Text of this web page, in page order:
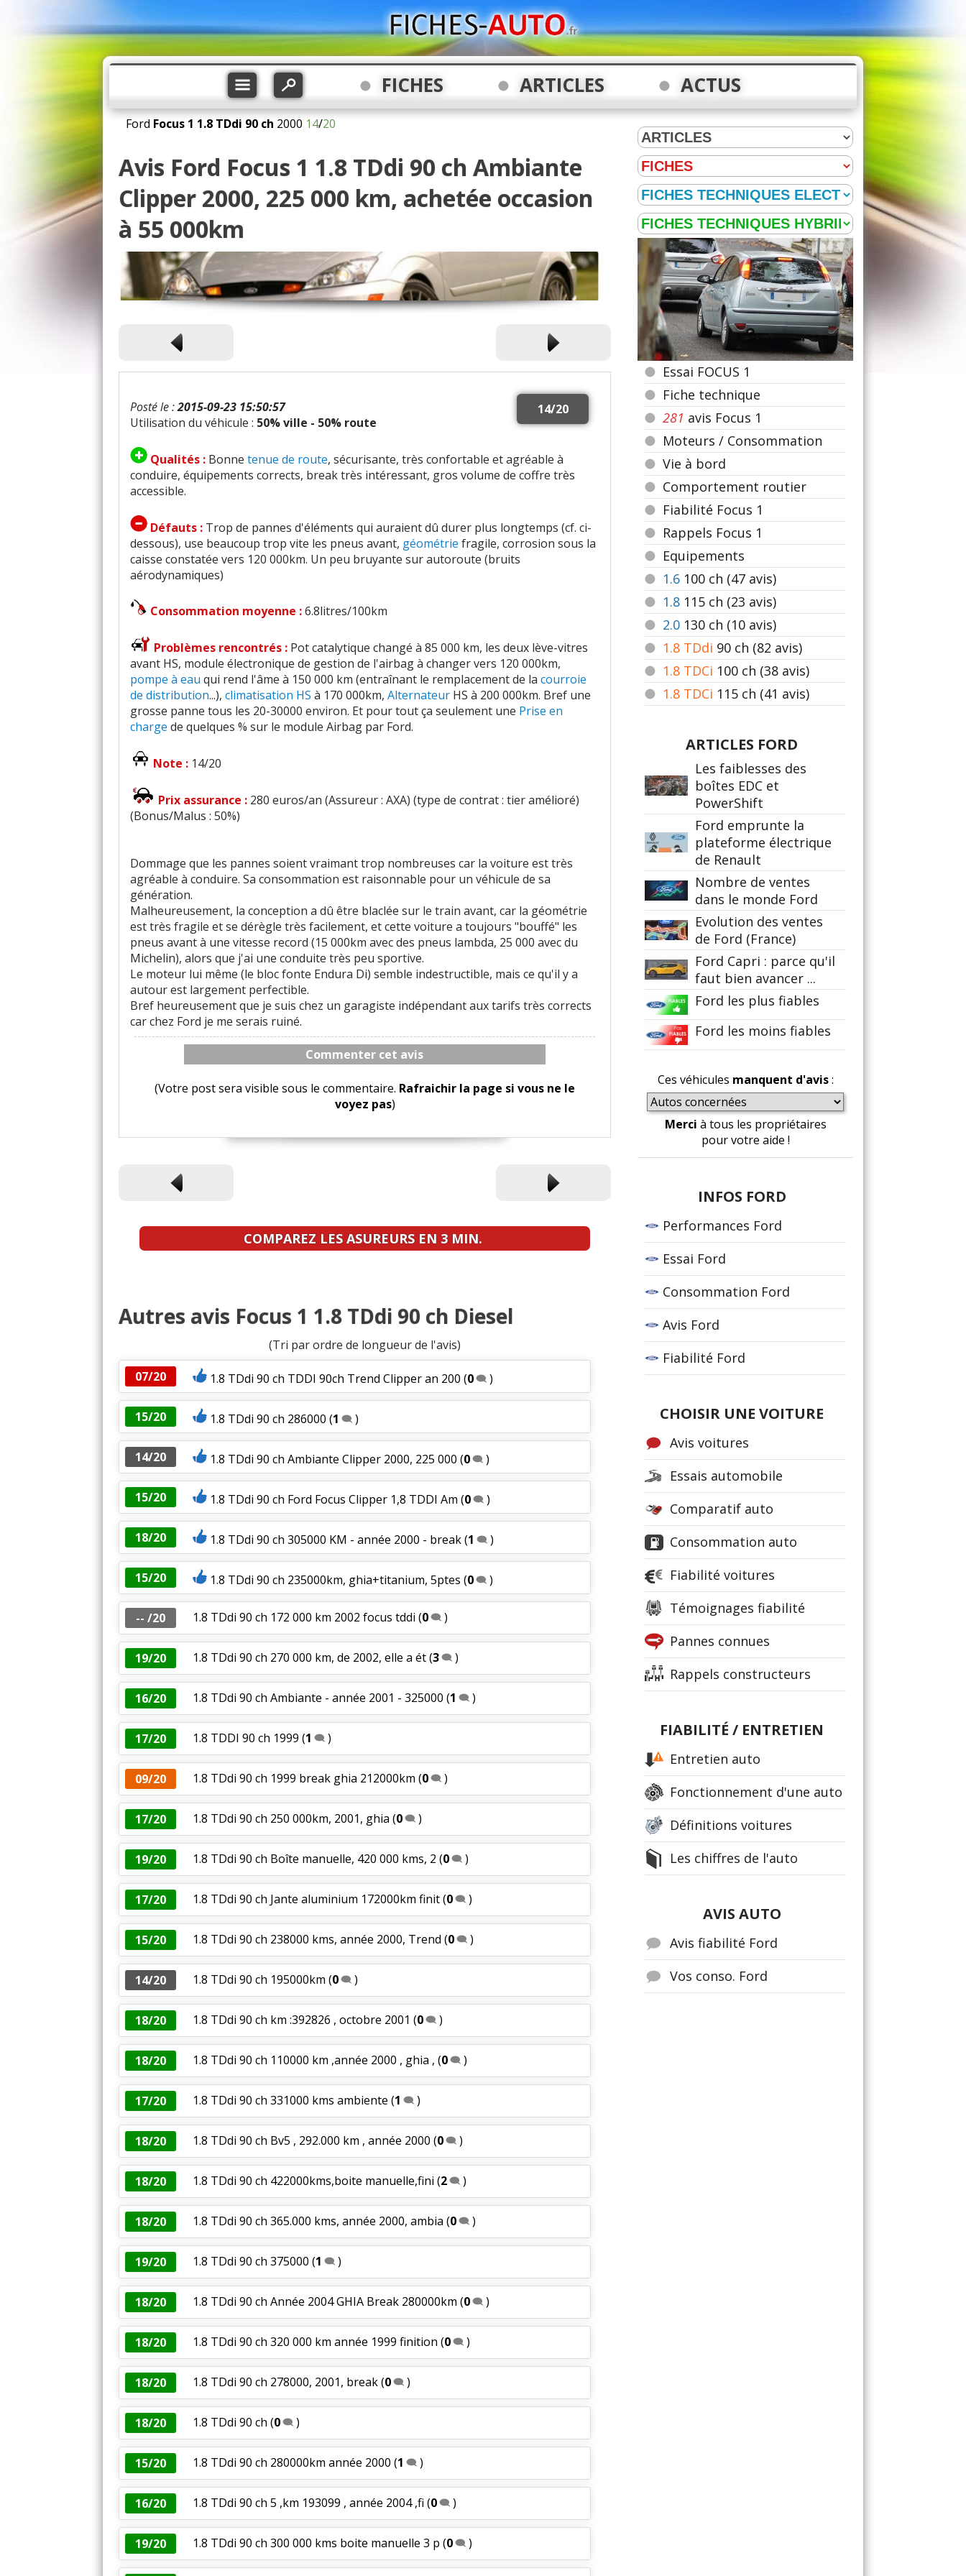
FICHES ARTICLES ACTUS
Ford Focus 1 1.8 TDdi 90 ch 2000 14/20
Avis Ford Focus 1 1.8 TDdi 90 ch Ambiante
Clipper 2000, 225 000 km, achetée occasion
à 55 000km
14/20
Posté le :2015-09-23 15:50:57
Utilisation du véhicule : 50% ville - 50% route
Qualités : Bonne tenue de route, sécurisante, très confortable et agréable à
conduire, équipements corrects, break très intéressant, gros volume de coffre très
accessible.
Défauts : Trop de pannes d'éléments qui auraient dû durer plus longtemps (cf. ci-
dessous), use beaucoup trop vite les pneus avant, géométrie fragile, corrosion sous la
caisse constatée vers 120 000km. Un peu bruyante sur autoroute (bruits
aérodynamiques)
Consommation moyenne :6.8litres/100km
Problèmes rencontrés : Pot catalytique changé à 85 000 km, les deux lève-vitres
avant HS, module électronique de gestion de l'airbag à changer vers 120 000km,
pompe à eau qui rend l'âme à 150 000 km (entraînant le remplacement de la courroie
de distribution...), climatisation HS à 170 000km, Alternateur HS à 200 000km. Bref une
grosse panne tous les 20-30000 environ. Et pour tout ça seulement une Prise en
charge de quelques % sur le module Airbag par Ford.
Note : 14/20
Prix assurance : 280 euros/an (Assureur : AXA) (type de contrat : tier amélioré)
(Bonus/Malus : 50%)
Dommage que les pannes soient vraimant trop nombreuses car la voiture est très
agréable à conduire. Sa consommation est raisonnable pour un véhicule de sa
génération.
Malheureusement, la conception a dû être blaclée sur le train avant, car la géométrie
est très fragile et se dérègle très facilement, et cette voiture a toujours "bouffé" les
pneus avant à une vitesse record (15 000km avec des pneus lambda, 25 000 avec du
Michelin), alors que j'ai une conduite très peu sportive.
Le moteur lui même (le bloc fonte Endura Di) semble indestructible, mais ce qu'il y a
autour est largement perfectible.
Bref heureusement que je suis chez un garagiste indépendant aux tarifs très corrects
car chez Ford je me serais ruiné.
Commenter cet avis
(Votre post sera visible sous le commentaire. Rafraichir la page si vous ne le
voyez pas)
COMPAREZ LES ASUREURS EN 3 MIN.
Autres avis Focus 1 1.8 TDdi 90 ch Diesel
(Tri par ordre de longueur de l'avis)
07/20
1.8 TDdi 90 ch TDDI 90ch Trend Clipper an 200 (0 )
15/20 1.8 TDdi 90 ch 286000 (1 )
14/20 1.8 TDdi 90 ch Ambiante Clipper 2000, 225 000 (0 )
15/20 1.8 TDdi 90 ch Ford Focus Clipper 1,8 TDDI Am (0 )
18/20 1.8 TDdi 90 ch 305000 KM - année 2000 - break(1 )
15/20 1.8 TDdi 90 ch 235000km, ghia+titanium, 5ptes (0 )
-- /20 1.8 TDdi 90 ch 172 000 km 2002 focus tddi (0 )
19/20 1.8 TDdi 90 ch 270 000 km, de 2002, elle a ét(3 )
16/20 1.8 TDdi 90 ch Ambiante - année 2001 - 325000 (1 )
17/20 1.8 TDDI 90 ch 1999 (1 )
09/20 1.8 TDdi 90 ch 1999 break ghia 212000km (0 )
17/20 1.8 TDdi 90 ch 250 000km, 2001, ghia (0 )
19/20 1.8 TDdi 90 ch Boîte manuelle, 420 000 kms, 2 (0 )
17/20 1.8 TDdi 90 ch Jante aluminium 172000km finit(0 )
15/20 1.8 TDdi 90 ch 238000 kms, année 2000, Trend (0 )
14/20 1.8 TDdi 90 ch 195000km (0 )
18/20 1.8 TDdi 90 ch km :392826 , octobre 2001 (0 )
18/20 1.8 TDdi 90 ch 110000 km ,année 2000 , ghia , (0 )
17/20 1.8 TDdi 90 ch 331000 kms ambiente (1 )
18/20 1.8 TDdi 90 ch Bv5 , 292.000 km , année 2000 (0 )
18/20 1.8 TDdi 90 ch 422000kms,boite manuelle,fini (2 )
18/20 1.8 TDdi 90 ch 365.000 kms, année 2000, ambia (0 )
19/20 1.8 TDdi 90 ch 375000 (1 )
18/20 1.8 TDdi 90 ch Année 2004 GHIA Break 280000km (0 )
18/20 1.8 TDdi 90 ch 320 000 km année 1999 finition (0 )
18/20 1.8 TDdi 90 ch 278000, 2001, break(0 )
18/20 1.8 TDdi 90 ch (0 )
15/20 1.8 TDdi 90 ch 280000km année 2000 (1 )
16/20 1.8 TDdi 90 ch 5 ,km 193099 , année 2004 ,fi (0 )
19/20 1.8 TDdi 90 ch 300 000 kms boite manuelle 3 p (0 )
Essai FOCUS 1
Fiche technique
281 avis Focus 1
Moteurs / Consommation
Vie à bord
Comportement routier
Fiabilité Focus 1
Rappels Focus 1
Equipements
1.6 100 ch (47 avis)
1.8 115 ch (23 avis)
2.0 130 ch (10 avis)
1.8 TDdi 90 ch (82 avis)
1.8 TDCi 100 ch (38 avis)
1.8 TDCi 115 ch (41 avis)
ARTICLES FORD
Les faiblesses des
boîtes EDC et
PowerShift
Ford emprunte la
plateforme électrique
de Renault
Nombre de ventes
dans le monde Ford
Evolution des ventes
de Ford (France)
Ford Capri : parce qu'il
faut bien avancer ...
Ford les plus fiables
Ford les moins fiables
Ces véhicules manquent d'avis:
Merci à tous les propriétaires
pour votre aide !
INFOS FORD
Performances Ford
Essai Ford
Consommation Ford
Avis Ford
Fiabilité Ford
CHOISIR UNE VOITURE
Avis voitures
Essais automobile
Comparatif auto
Consommation auto
Fiabilité voitures
Témoignages fiabilité
Pannes connues
Rappels constructeurs
FIABILITÉ / ENTRETIEN
Entretien auto
Fonctionnement d'une auto
Définitions voitures
Les chiffres de l'auto
AVIS AUTO
Avis fiabilité Ford
Vos conso. Ford